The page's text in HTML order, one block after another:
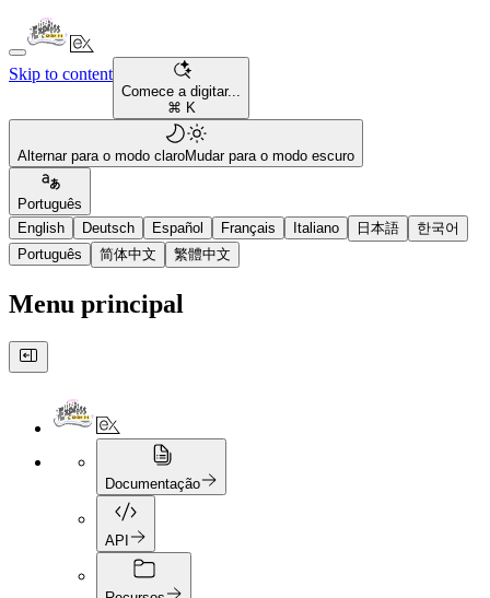
Skip to content
Comece a digitar...
⌘ K
Alternar para o modo claroMudar para o modo escuro
Português
English
Deutsch Español Français Italiano 日本語
한국어
Português
简体中文 繁體中文
Menu principal
Documentação
API